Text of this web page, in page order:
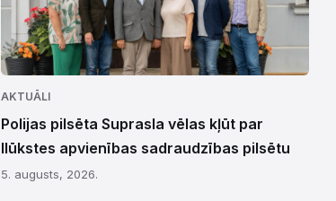
AKTUĀLI
Polijas pilsēta Suprasla vēlas kļūt par
Ilūkstes apvienības sadraudzības pilsētu
5. augusts, 2026.